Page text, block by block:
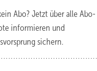
Abo? Jetzt über alle Abo-
informieren und
sichern.